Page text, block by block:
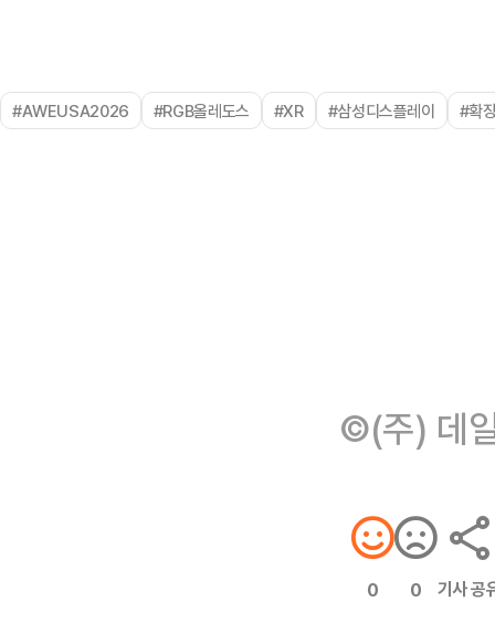
#AWEUSA2026 #RGB올레도스 #XR #삼성디스플레이 #확
©(주) 데
0 0 기사 공